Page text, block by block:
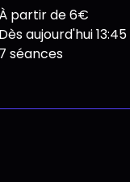
À partir de 6€
Dès aujourd'hui 13:45
7 séances